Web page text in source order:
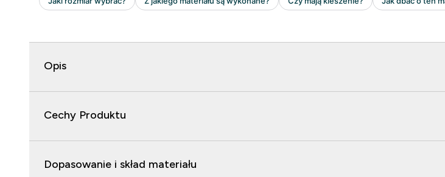
Opis
Cechy Produktu
Dopasowanie i skład materiału